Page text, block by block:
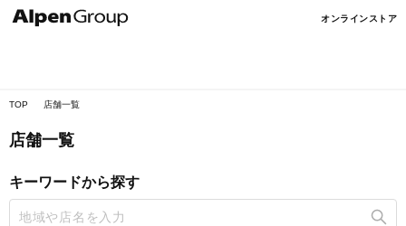
オンラインストア
TOP 店舗一覧
店舗一覧
キーワードから探す